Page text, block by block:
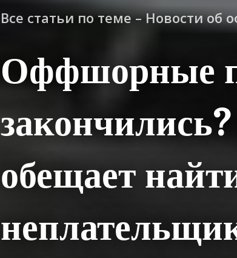
Все статьи по теме – Новости об
Оффшорные
обещает